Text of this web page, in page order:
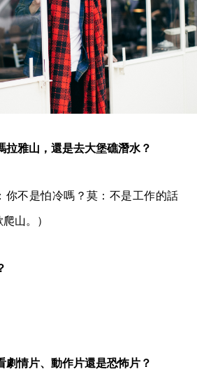
拉雅山，還是去大堡礁潛水？
你不是怕冷嗎？莫：不是工作的話
山。）
劇情片、動作片還是恐怖片？